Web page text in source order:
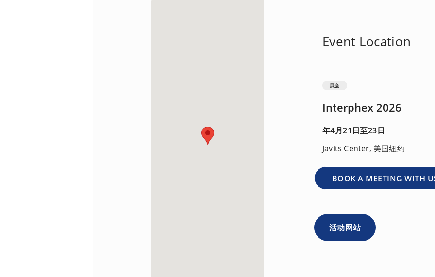
Event Location
展会
Interphex 2026
年4月21日至23日
Javits Center, 美国纽约
BOOK A MEETING WITH
活动网站